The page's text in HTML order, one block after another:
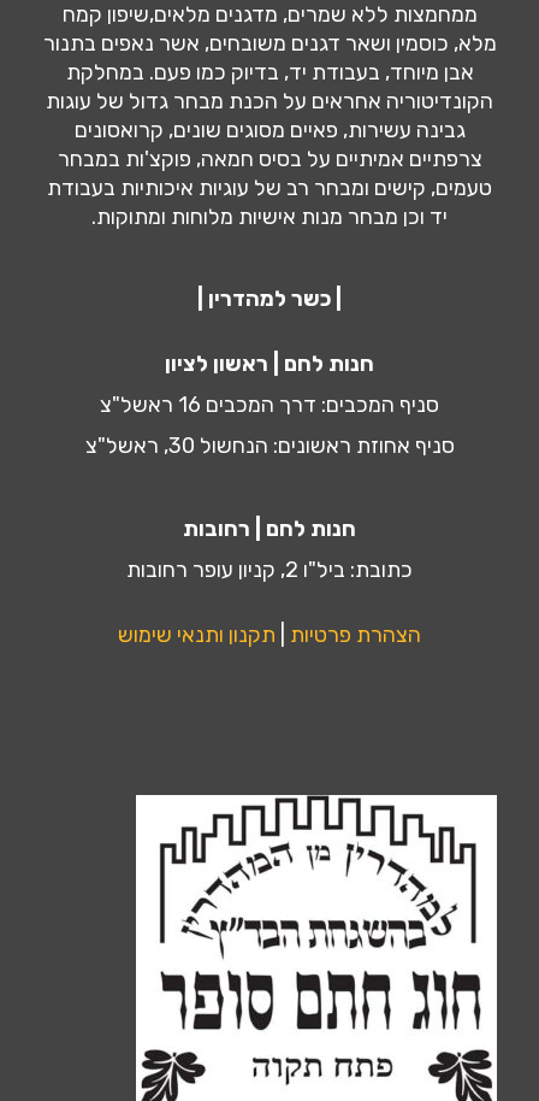
ממחמצות ללא שמרים, מדגנים מלאים,שיפון קמח
מלא, כוסמין ושאר דגנים משובחים, אשר נאפים בתנור
אבן מיוחד, בעבודת יד, בדיוק כמו פעם. במחלקת
הקונדיטוריה אחראים על הכנת מבחר גדול של עוגות
גבינה עשירות, פאיים מסוגים שונים, קרואסונים
צרפתיים אמיתיים על בסיס חמאה, פוקצ'ות במבחר
טעמים, קישים ומבחר רב של עוגיות איכותיות בעבודת
יד וכן מבחר מנות אישיות מלוחות ומתוקות.
| כשר למהדרין |
חנות לחם | ראשון לציון
סניף המכבים: דרך המכבים 16 ראשל"צ
סניף אחוזת ראשונים: הנחשול 30, ראשל"צ
חנות לחם | רחובות
כתובת: ביל"ו 2, קניון עופר רחובות
הצהרת פרטיות תקנון ותנאי שימוש